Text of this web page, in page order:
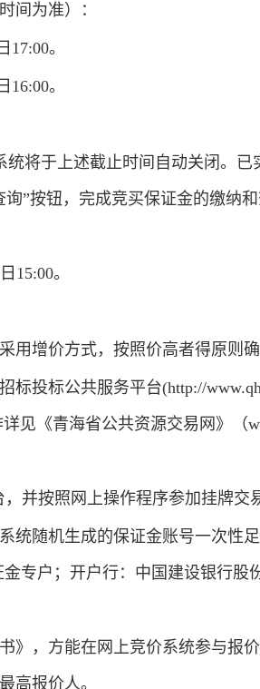
间为准）：
。
。
将于上述截止时间自动关闭。
”按钮，完成竞买保证金的缴纳
15:00。
增价方式，按照价高者得原则确
投标公共服务平台(http://
见《青海省公共资源交易网》（
并按照网上操作程序参加挂牌交
统随机生成的保证金账号一次性
专户；开户行：中国建设银行股
》，方能在网上竞价系统参与报
高报价人。